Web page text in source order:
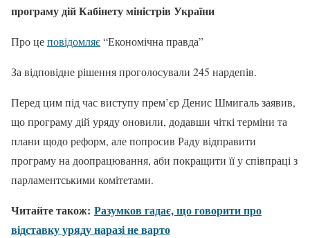
програму дій Кабінету міністрів України
Про цеповідомляє“Економічна правда”
За відповідне рішення проголосували 245 нардепів.
Перед цим під час виступу прем’єр Денис Шмигаль заявив,
що програму дій уряду оновили, додавши чіткі терміни та
плани щодо реформ, але попросив Раду відправити
програму на доопрацювання, аби покращити її у співпраці з
парламентськими комітетами.
Читайте також: Разумков гадає, що говорити про
відставку уряду наразі не варто